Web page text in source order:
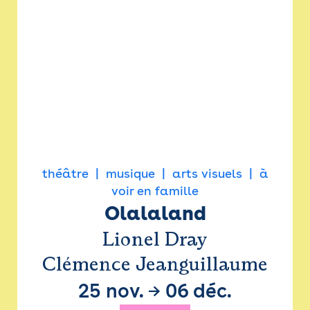
théâtre musique arts visuels
à
voir en famille
Olalaland
Lionel Dray
Clémence Jeanguillaume
25 nov. → 06 déc.